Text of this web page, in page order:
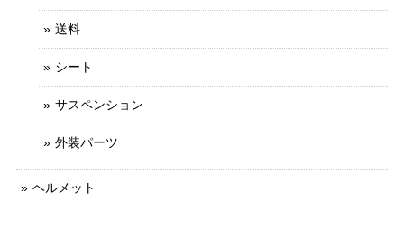
送料
シート
サスペンション
外装パーツ
ヘルメット